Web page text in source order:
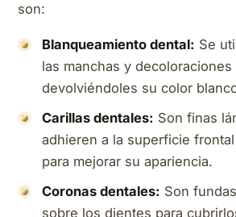
son:
Blanqueamiento dental: Se
las manchas y
devolviéndoles su color
Carillas dentales: Son finas
adhieren a la superficie
para mejorar su apariencia.
Coronas dentales: Son
sobre los dientes para